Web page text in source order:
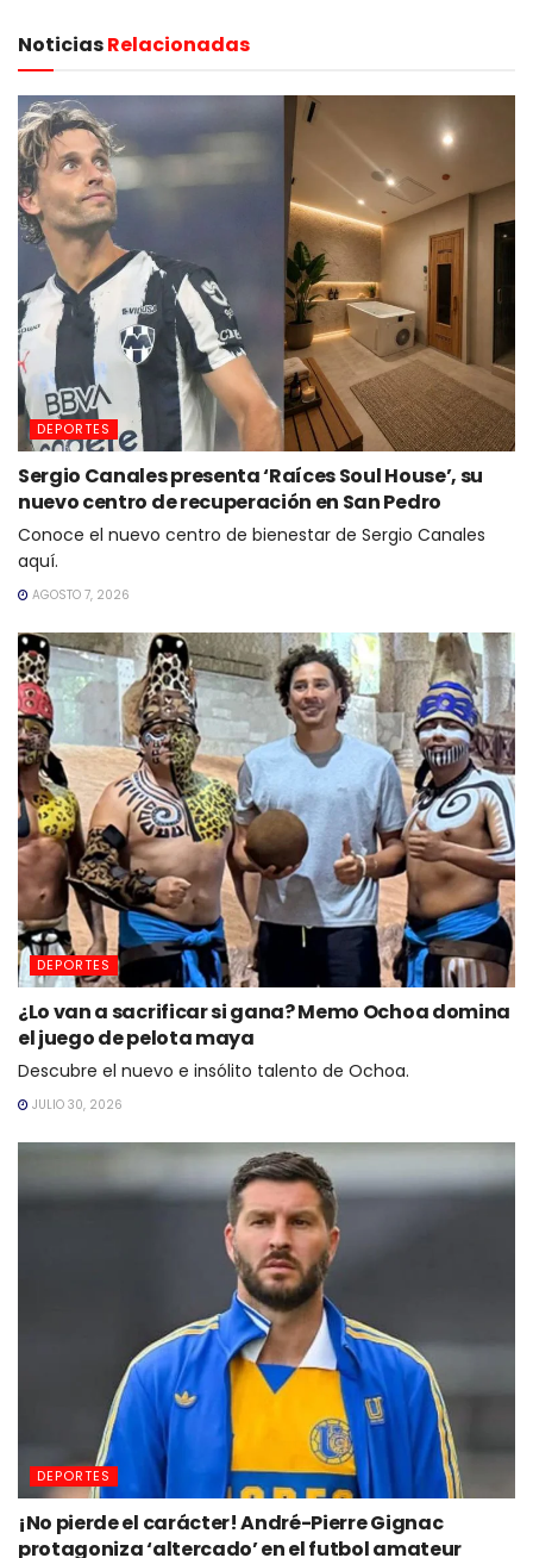
NoticiasRelacionadas
DEPORTES
Sergio Canales presenta ‘Raíces Soul House’, su
nuevo centro de recuperación en San Pedro
Conoce el nuevo centro de bienestar de Sergio Canales
aquí.
AGOSTO 7, 2026
DEPORTES
¿Lo van a sacrificar si gana? Memo Ochoa domina
el juego de pelota maya
Descubre el nuevo e insólito talento de Ochoa.
JULIO 30, 2026
DEPORTES
¡No pierde el carácter! André-Pierre Gignac
protagoniza ‘altercado’ en el futbol amateur